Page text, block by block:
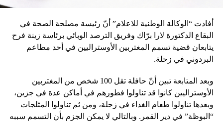
أفادت “الوكالة الوطنية للاعلام” أنّ رئيسة مصلحة الصحة في
البقاع الدكتورة لارا برّاك وفريق الترصد الوبائي برئاسة زينة فرح
يتابعان قضية تسمم المغتربين الأوستراليين في أحد مطاعم
البردوني في زحلة.
وبعد المتابعة تبين أنّ حافلة تقل 100 شخص من المغتربين
الأوستراليين كانوا قد تناولوا فطورهم في أماكن عدة في جزين،
وبعدها تناولوا طعام الغداء في زحلة، ومن ثم تناولوا المثلجات
“البوظة” في دير القمر. وبالتالي لا يمكن الجزم بأن التسمم سببه